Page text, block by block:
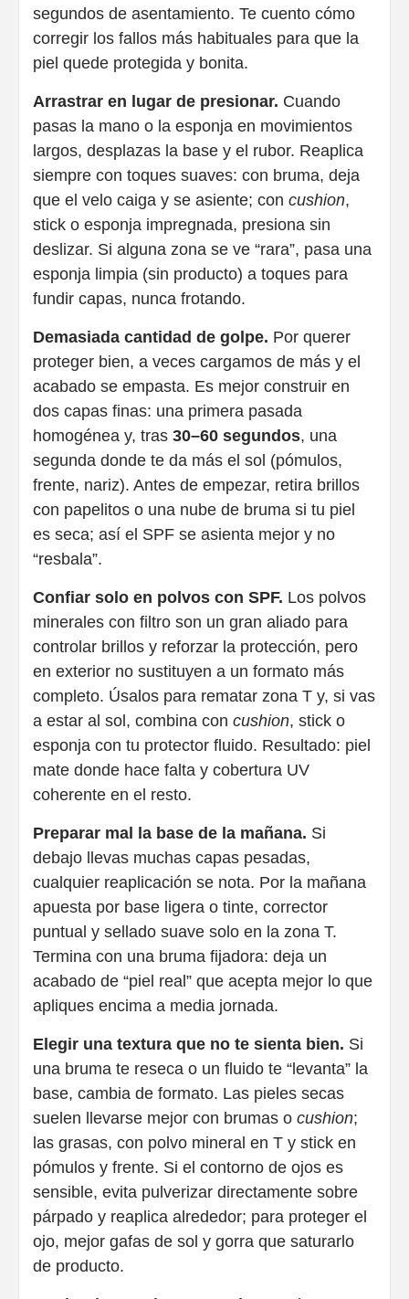
segundos de asentamiento. Te cuento cómo
corregir los fallos más habituales para que la
piel quede protegida y bonita.
Arrastrar en lugar de presionar. Cuando
pasas la mano o la esponja en movimientos
largos, desplazas la base y el rubor. Reaplica
siempre con toques suaves: con bruma, deja
que el velo caiga y se asiente; con cushion,
stick o esponja impregnada, presiona sin
deslizar. Si alguna zona se ve “rara”, pasa una
esponja limpia (sin producto) a toques para
fundir capas, nunca frotando.
Demasiada cantidad de golpe. Por querer
proteger bien, a veces cargamos de más y el
acabado se empasta. Es mejor construir en
dos capas finas: una primera pasada
homogénea y, tras 30–60 segundos, una
segunda donde te da más el sol (pómulos,
frente, nariz). Antes de empezar, retira brillos
con papelitos o una nube de bruma si tu piel
es seca; así el SPF se asienta mejor y no
“resbala”.
Confiar solo en polvos con SPF. Los polvos
minerales con filtro son un gran aliado para
controlar brillos y reforzar la protección, pero
en exterior no sustituyen a un formato más
completo. Úsalos para rematar zona T y, si vas
a estar al sol, combina con cushion, stick o
esponja con tu protector fluido. Resultado: piel
mate donde hace falta y cobertura UV
coherente en el resto.
Preparar mal la base de la mañana. Si
debajo llevas muchas capas pesadas,
cualquier reaplicación se nota. Por la mañana
apuesta por base ligera o tinte, corrector
puntual y sellado suave solo en la zona T.
Termina con una bruma fijadora: deja un
acabado de “piel real” que acepta mejor lo que
apliques encima a media jornada.
Elegir una textura que no te sienta bien. Si
una bruma te reseca o un fluido te “levanta” la
base, cambia de formato. Las pieles secas
suelen llevarse mejor con brumas o cushion;
las grasas, con polvo mineral en T y stick en
pómulos y frente. Si el contorno de ojos es
sensible, evita pulverizar directamente sobre
párpado y reaplica alrededor; para proteger el
ojo, mejor gafas de sol y gorra que saturarlo
de producto.